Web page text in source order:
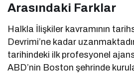
Arasındaki Farklar
Halkla İlişkiler kavramının
Devrimi’ne kadar
tarihindeki ilk profesyonel
ABD’nin Boston şehrinde